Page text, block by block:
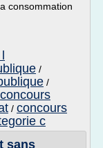
consommation
/
/
concours
/ concours
c
sans